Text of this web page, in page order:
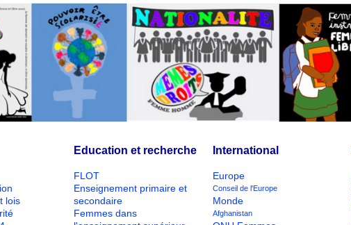
lois
Education et recherche
FLOT
Enseignement primaire et
secondaire
Femmes dans
International
Europe
Conseil de l'Europe
Monde
Afghanistan